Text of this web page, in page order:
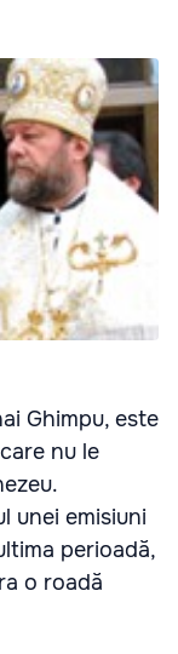
Ghimpu, este
nu le
unei emisiuni
perioadă,
o roadă